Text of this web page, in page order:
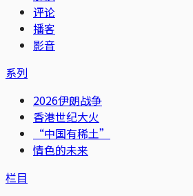
评论
播客
影音
系列
2026伊朗战争
香港世纪大火
“中国有稀土”
情色的未来
栏目